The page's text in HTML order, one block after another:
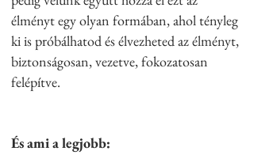
élményt egy olyan formában, ahol tényleg
ki is próbálhatod és élvezheted az élményt,
biztonságosan, vezetve, fokozatosan
felépítve.
És ami a legjobb: